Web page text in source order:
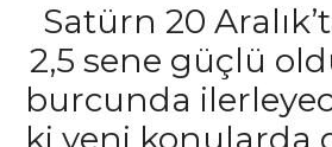
Satürn 20
2,5 sene güçlü
burcunda
ki yeni konularda